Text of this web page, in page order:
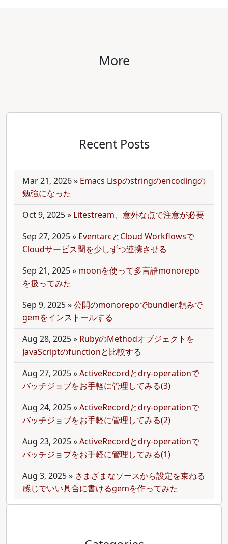
More
Recent Posts
Mar 21, 2026» Emacs Lispのstringのencodingの
勉強になった
Oct 9, 2025» Litestream、意外な点で注意が必要
Sep 27, 2025» EventarcとCloud Workflowsで
Cloudサービス間を少しずつ連携させる
Sep 21, 2025» moonを使って多言語monorepo
を扱ってみた
Sep 9, 2025»公開のmonorepoでbundler頼みで
gemをインストールする
Aug 28, 2025» RubyのMethodオブジェクトを
JavaScriptのfunctionと比較する
Aug 27, 2025»ActiveRecordとdry-operationで
バッチジョブをお手軽に管理してみる(3)
Aug 24, 2025»ActiveRecordとdry-operationで
バッチジョブをお手軽に管理してみる(2)
Aug 23, 2025»ActiveRecordとdry-operationで
バッチジョブをお手軽に管理してみる(1)
Aug 3, 2025» さまざまなソースから設定を束ねる
感じでいい具合に書けるgemを作ってみた